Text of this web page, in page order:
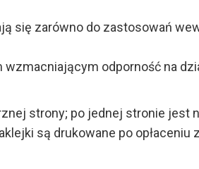
się zarówno do zastosowań
odporność na
strony; po jednej stronie jest
są drukowane po opłaceniu